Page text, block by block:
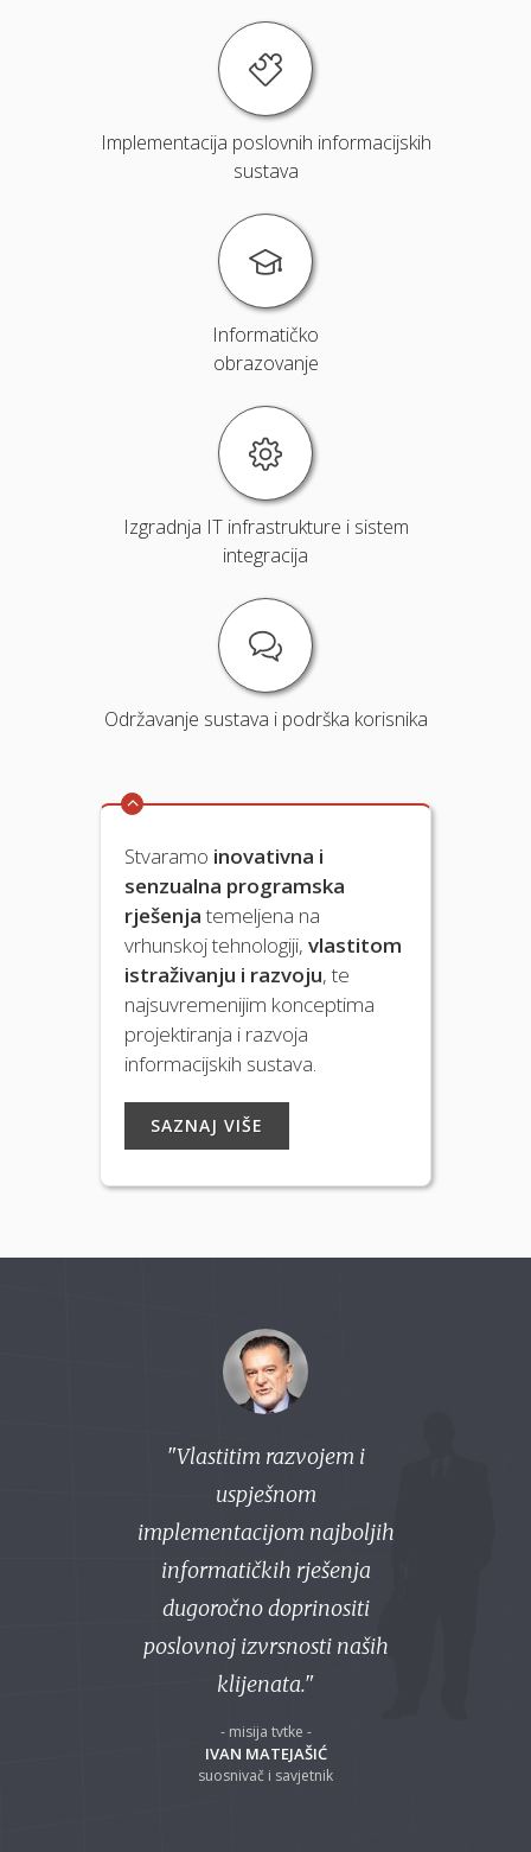
Implementacija poslovnih informacijskih
sustava
Informatičko
obrazovanje
Izgradnja IT infrastrukture i sistem
integracija
Održavanje sustava i podrška korisnika
Stvaramo inovativna i
senzualna programska
rješenjatemeljena na
vrhunskoj tehnologiji, vlastitom
istraživanju i razvoju, te
najsuvremenijim konceptima
projektiranja i razvoja
informacijskih sustava.
SAZNAJ VIŠE
Vlastitim razvojem i
uspješnom
implementacijom najboljih
informatičkih rješenja
dugoročno doprinositi
poslovnoj izvrsnosti naših
klijenata.
- misija tvtke -
IVAN MATEJAŠIĆ
suosnivač i savjetnik